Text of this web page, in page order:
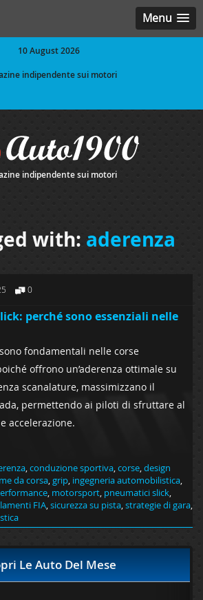
Menu
10 August 2026
indipendente sui motori
indipendente sui motori
with: aderenza
0
perché sono essenziali nelle
fondamentali nelle corse
offrono un’aderenza ottimale su
scanalature, massimizzano il
permettendo ai piloti di sfruttare al
accelerazione.
,conduzione sportiva,corse,design
da corsa,grip, ingegneria automobilistica,
, motorsport, pneumatici slick,
FIA,sicurezza su pista,strategie di gara,
Le Auto Del Mese